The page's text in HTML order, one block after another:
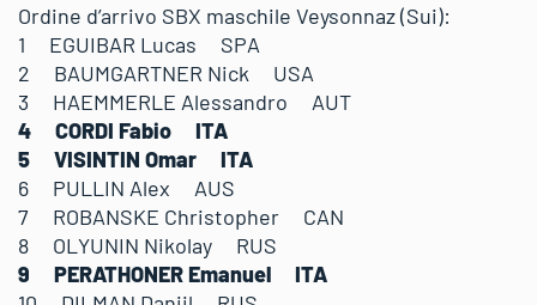
Ordine d’arrivo SBX maschile Veysonnaz (Sui):
1 EGUIBAR Lucas SPA
2 BAUMGARTNER Nick USA
3 HAEMMERLE Alessandro AUT
4 CORDI Fabio ITA
5 VISINTIN Omar ITA
6 PULLIN Alex AUS
7 ROBANSKE Christopher CAN
8 OLYUNIN Nikolay RUS
9 PERATHONER Emanuel ITA